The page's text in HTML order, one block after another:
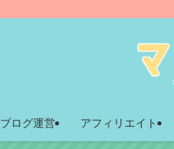
ブログ運営 アフィリエイト